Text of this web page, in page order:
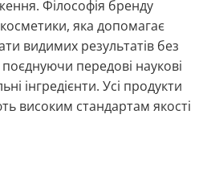
Філософія бренду
яка допомагає
видимих результатів без
передові наукові
інгредієнти. Усі продукти
високим стандартам якості